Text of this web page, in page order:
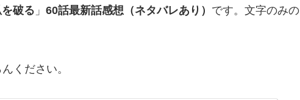
を破る 」 60話最新話感想（ネタバレあり） です。文字のみの
ください。